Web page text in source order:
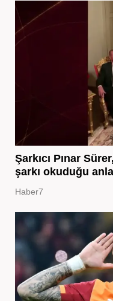
Şarkıcı Pınar
şarkı okuduğu
Haber7